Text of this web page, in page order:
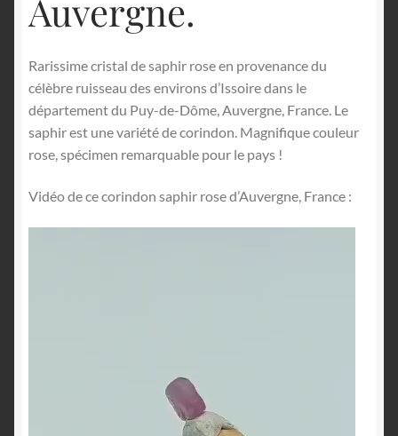
Auvergne.
Rarissime cristal de saphir rose en provenance du
célèbre ruisseau des environs d’Issoire dans le
département du Puy-de-Dôme, Auvergne, France. Le
saphir est une variété de corindon. Magnifique couleur
rose, spécimen remarquable pour le pays !
Vidéo de ce corindon saphir rose d’Auvergne, France :